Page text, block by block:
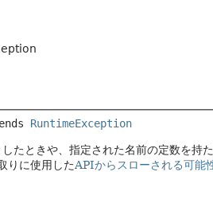
RuntimeException
たときや、指定された名前の定数を持
りに使用したAPIからスローされる可能